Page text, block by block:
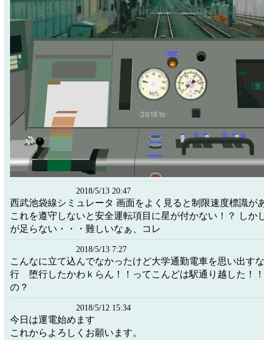
2018/5/13 20:47
西武池袋線シミュレータ 画面をよく見ると制限速度標識が
これを遵守しないと安全運転項目に星が付かない！？ しか
が足らない・・・難しいなぁ、コレ
2018/5/13 7:27
こんなに立て込んでなかったけど大学通勤電車を思い出す
行 堕行したかわｋらん！！ってこんどは駅通り越した！
の？
2018/5/12 15:34
今日は運電始めます
これからよろしくお願います。